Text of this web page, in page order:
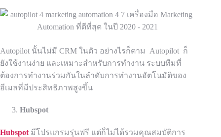
Autopilot นั้นไม่มี CRM ในตัว อย่างไรก็ตาม Autopilot ก็
ยังใช้งานง่าย และเหมาะสำหรับการทำงาน ระบบทีมที่
ต้องการทำงานร่วมกันในลำดับการทำงานอัตโนมัติของ
อีเมลที่มีประสิทธิภาพสูงขึ้น
Hubspot
Hubspot มีโปรแกรมรุ่นฟรี แต่ก็ไม่ได้รวมคุณสมบัติการ